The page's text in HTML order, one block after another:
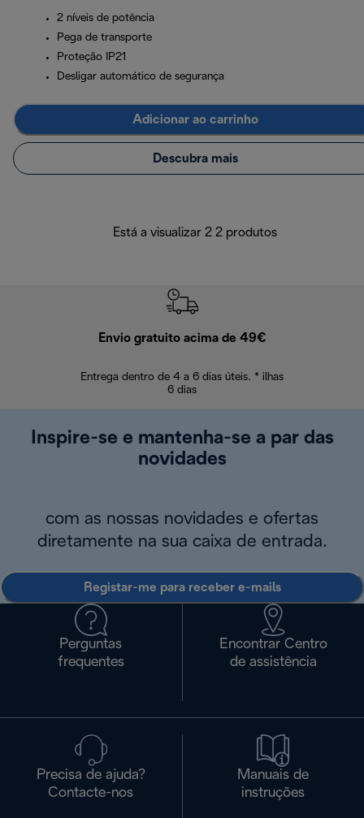
2 níveis de potência
Pega de transporte
Proteção IP21
Desligar automático de segurança
Adicionar ao carrinho
Descubra mais
Está a visualizar 2 2 produtos
Envio gratuito acima de 49€
Entrega dentro de 4 a 6 dias úteis. * ilhas
6 dias
Inspire-se e mantenha-se a par das
novidades
com as nossas novidades e ofertas
diretamente na sua caixa de entrada.
Registar-me para receber e-mails
Perguntas
frequentes
Encontrar Centro
de assistência
Precisa de ajuda?
Contacte-nos
Manuais de
instruções